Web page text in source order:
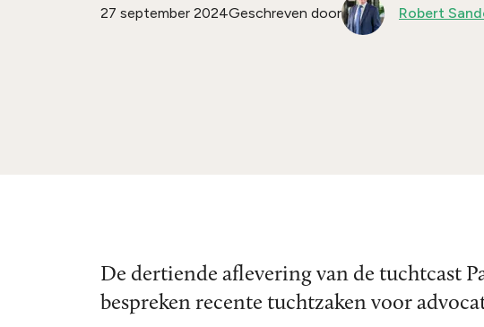
27 september 2024Geschreven door Robert
De dertiende aflevering van de tuchtcast
bespreken recente tuchtzaken voor